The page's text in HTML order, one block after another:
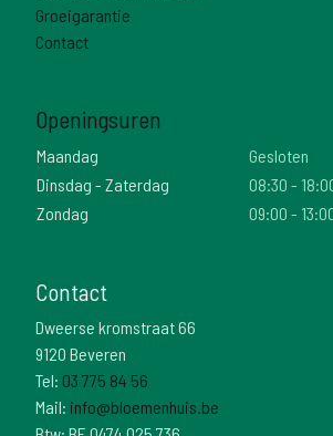
Groeigarantie
Contact
Openingsuren
Maandag
Gesloten
Dinsdag - Zaterdag
08:30 -
Zondag
09:00 -
Contact
Dweerse kromstraat 66
9120 Beveren
Tel: 03 775 84 56
Mail: info@bloemenhuis.be